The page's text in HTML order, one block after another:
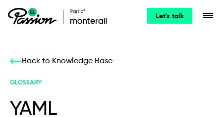
Let's talk
Back to Knowledge Base
GLOSSARY
YAML